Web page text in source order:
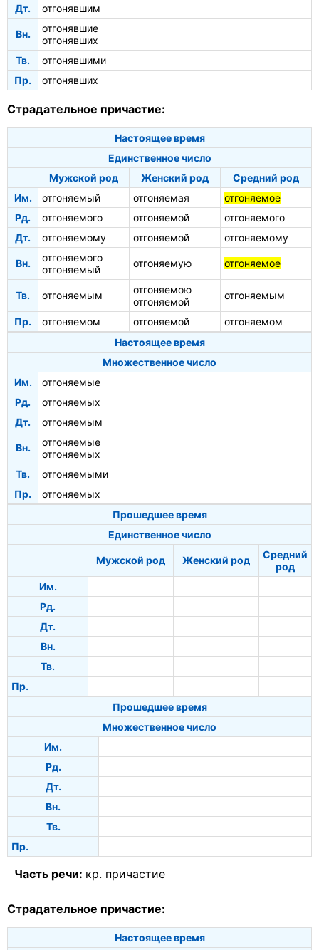
Дт. отгонявшим
Вн.
отгонявшие
отгонявших
Тв.
отгонявшими
Пр.
отгонявших
Страдательное причастие:
Настоящее время
Единственное число
Мужской род
Женский род
Средний род
Им.
отгоняемый отгоняемая
отгоняемое
Рд.
отгоняемого отгоняемой
отгоняемого
Дт.
отгоняемому отгоняемой отгоняемому
Вн.
отгоняемого
отгоняемый
отгоняемую отгоняемое
Тв. отгоняемым
отгоняемою
отгоняемой
отгоняемым
Пр. отгоняемом отгоняемой
отгоняемом
Настоящее время
Множественное число
Им.
отгоняемые
Рд.
отгоняемых
Дт.
отгоняемым
Вн.
отгоняемые
отгоняемых
Тв.
отгоняемыми
Пр.
отгоняемых
Прошедшее время
Единственное число
Мужской род Женский род
Средний
род
Им.
Рд.
Дт.
Вн.
Тв.
Пр.
Прошедшее время
Множественное число
Им.
Рд.
Дт.
Вн.
Тв.
Пр.
Часть речи: кр. причастие
Страдательное причастие:
Настоящее время